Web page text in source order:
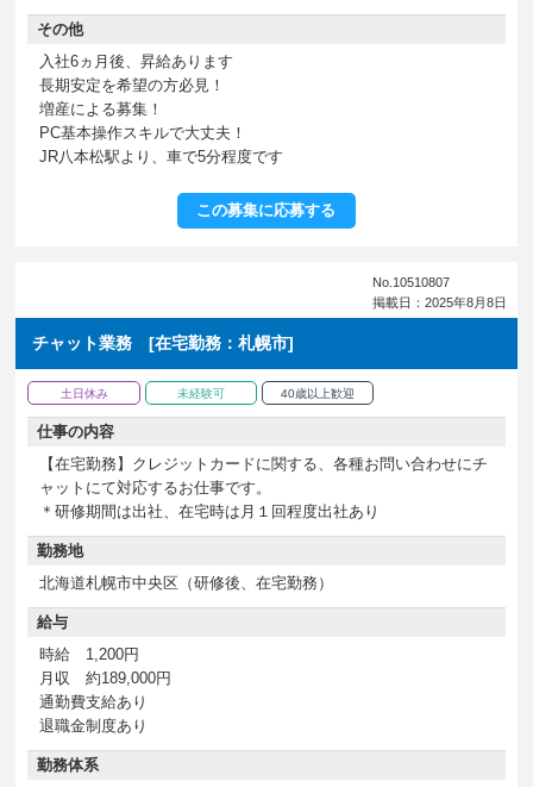
その他
入社6ヵ月後、昇給あります
長期安定を希望の方必見！
増産による募集！
PC基本操作スキルで大丈夫！
JR八本松駅より、車で5分程度です
この募集に応募する
No.10510807
掲載日：2025年8月8日
チャット業務 [在宅勤務：札幌市]
土日休み 未経験可 40歳以上歓迎
仕事の内容
【在宅勤務】クレジットカードに関する、各種お問い合わせにチ
ャットにて対応するお仕事です。
＊研修期間は出社、在宅時は月１回程度出社あり
勤務地
北海道札幌市中央区（研修後、在宅勤務）
給与
時給 1,200円
月収 約189,000円
通勤費支給あり
退職金制度あり
勤務体系